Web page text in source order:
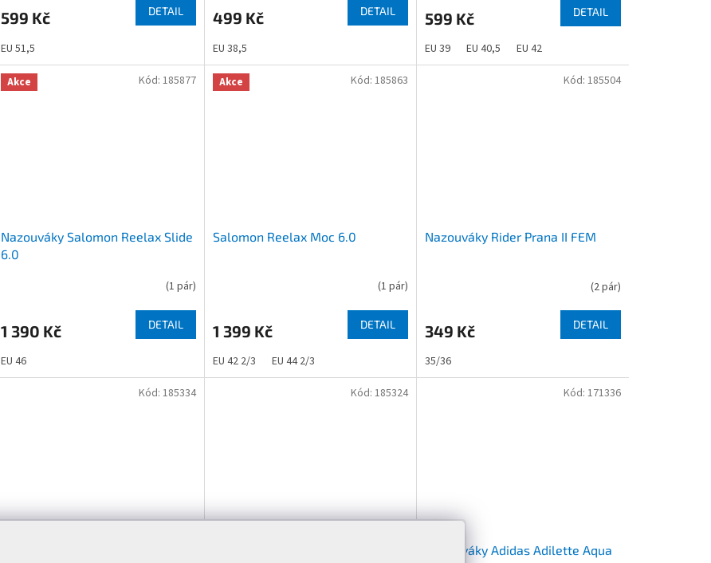
599 Kč DETAIL
EU 51,5
499 Kč DETAIL
EU 38,5
599 Kč DETAIL
EU 39 EU 40,5 EU 42
Akce
Nazouváky Salomon Reelax Slide
6.0
(1 pár)
1 390 Kč DETAIL
EU 46
Kód: 185877 Akce
Salomon Reelax Moc 6.0
(1 pár)
1 399 Kč DETAIL
EU 42 2/3 EU 44 2/3
Kód: 185863
Nazouváky Rider Prana II FEM
(2 pár)
349 Kč DETAIL
35/36
Kód: 185504
Kód: 185334 Kód: 185324
Nazouváky Adidas Adilette Aqua
Kód: 171336